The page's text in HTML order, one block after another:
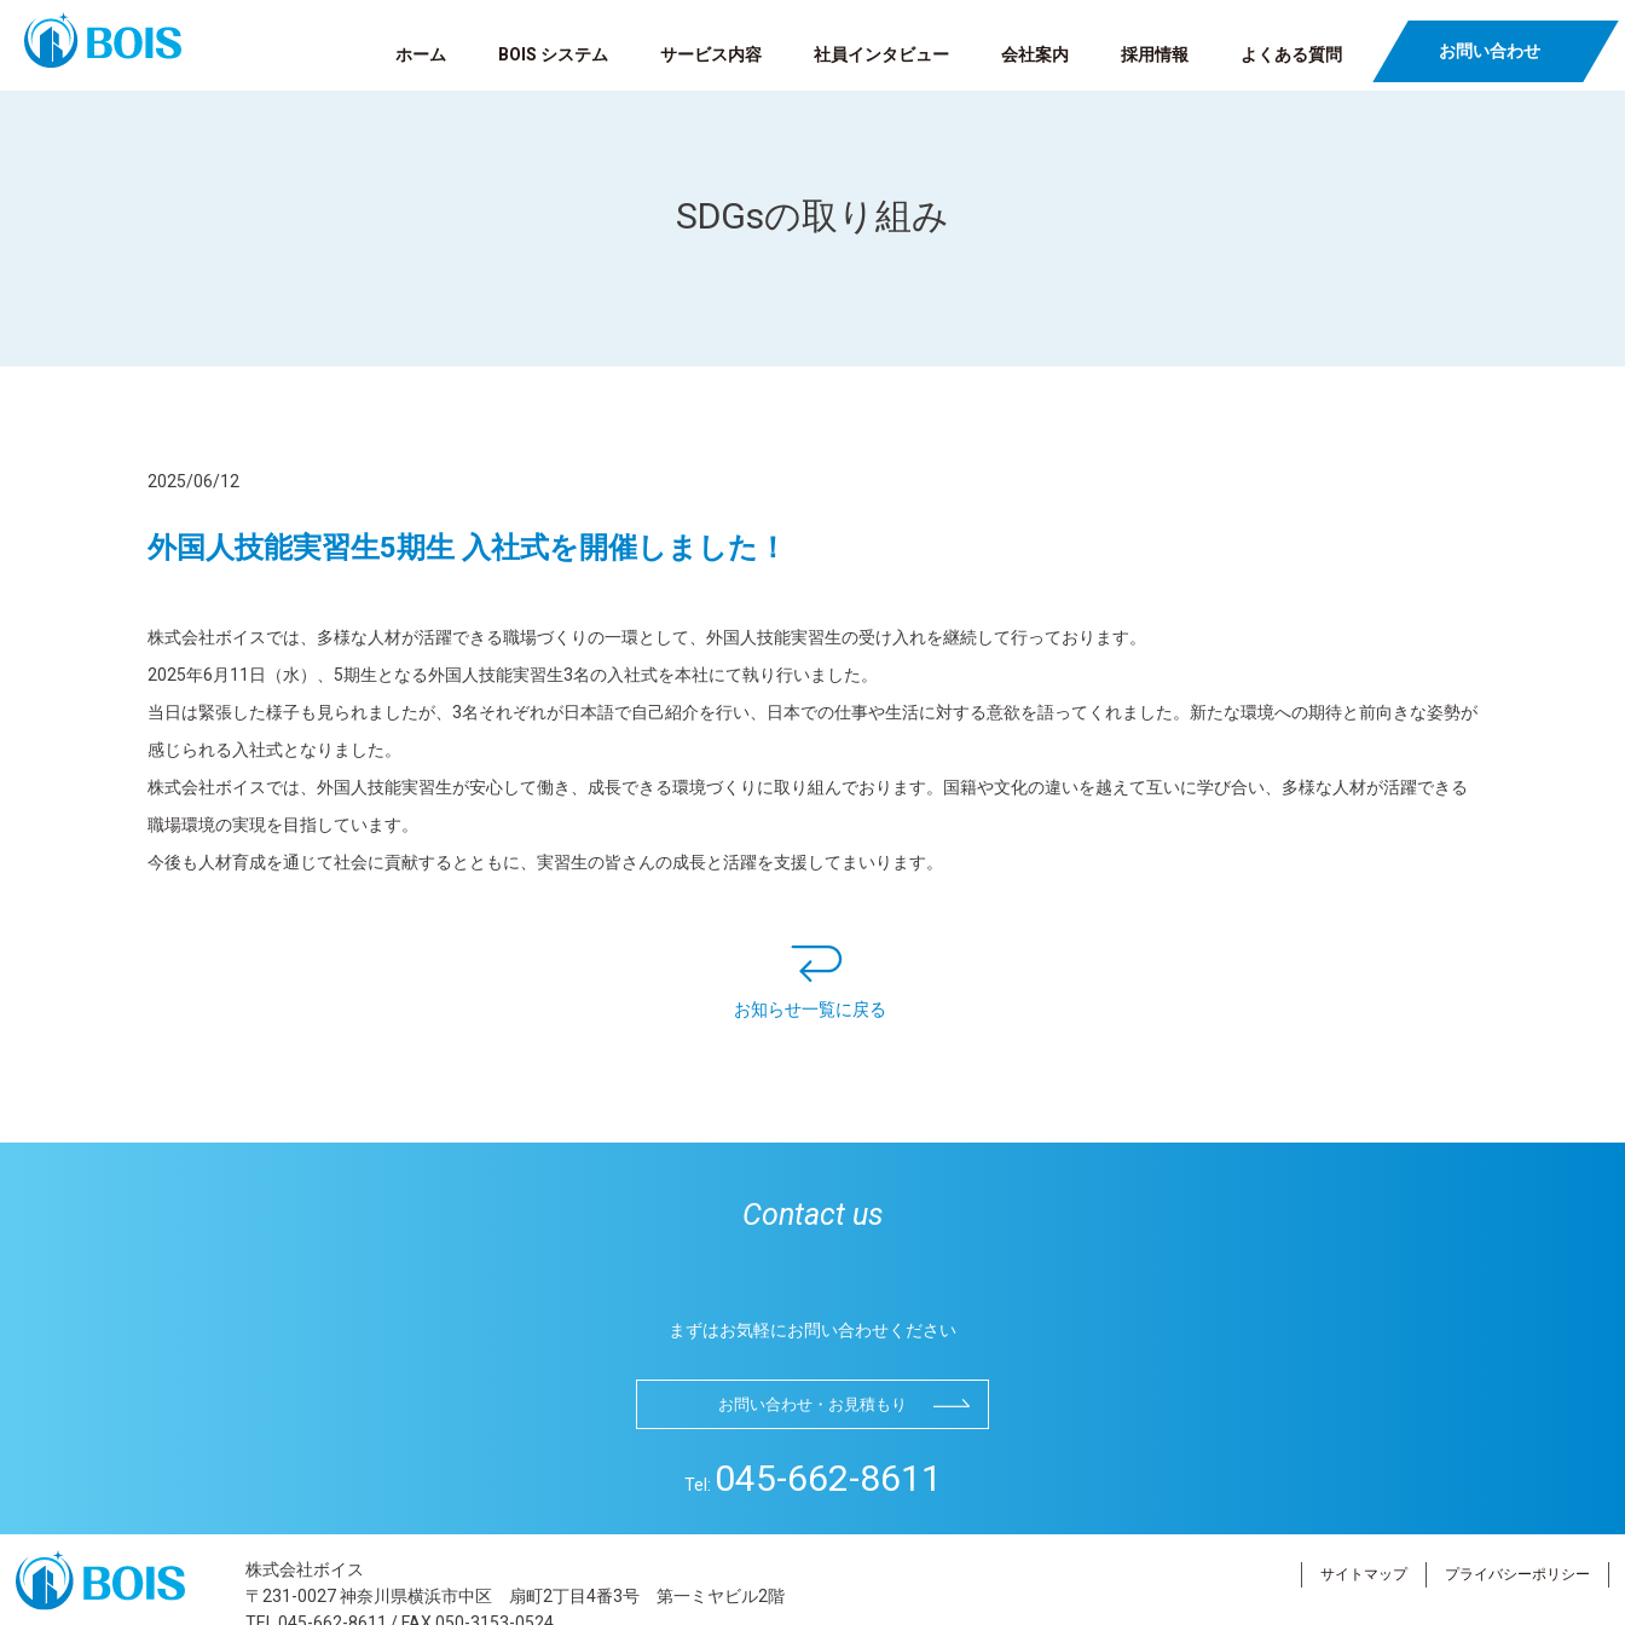
ホーム BOIS システム サービス内容 社員インタビュー 会社案内 採用情報 よくある質問 お問い合わせ
SDGsの取り組み
2025/06/12
外国人技能実習生5期生 入社式を開催しました！
株式会社ボイスでは、多様な人材が活躍できる職場づくりの一環として、外国人技能実習生の受け入れを継続して行っております。
2025年6月11日（水）、5期生となる外国人技能実習生3名の入社式を本社にて執り行いました。
当日は緊張した様子も見られましたが、3名それぞれが日本語で自己紹介を行い、日本での仕事や生活に対する意欲を語ってくれました。新たな環境への期待と前向きな姿勢が
感じられる入社式となりました。
株式会社ボイスでは、外国人技能実習生が安心して働き、成長できる環境づくりに取り組んでおります。国籍や文化の違いを越えて互いに学び合い、多様な人材が活躍できる
職場環境の実現を目指しています。
今後も人材育成を通じて社会に貢献するとともに、実習生の皆さんの成長と活躍を支援してまいります。
Contact us
まずはお気軽にお問い合わせください
お問い合わせ・お見積もり
Tel: 045-662-8611
株式会社ボイス
〒231-0027 神奈川県横浜市中区 扇町2丁目4番3号 第一ミヤビル2階
サイトマップ プライバシーポリシー